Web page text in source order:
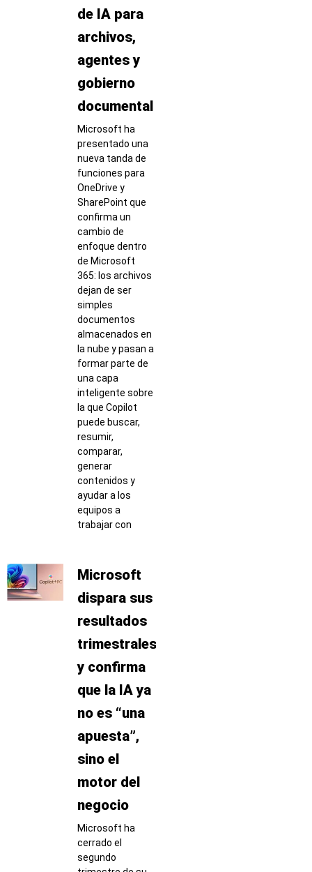
de IA para
archivos,
agentes y
gobierno
documental
Microsoft ha
presentado una
nueva tanda de
funciones para
OneDrive y
SharePoint que
confirma un
cambio de
enfoque dentro
de Microsoft
365: los archivos
dejan de ser
simples
documentos
almacenados en
la nube y pasan a
formar parte de
una capa
inteligente sobre
la que Copilot
puede buscar,
resumir,
comparar,
generar
contenidos y
ayudar a los
equipos a
trabajar con
Microsoft
dispara sus
resultados
trimestrales
y confirma
que la IA ya
no es “una
apuesta”,
sino el
motor del
negocio
Microsoft ha
cerrado el
segundo